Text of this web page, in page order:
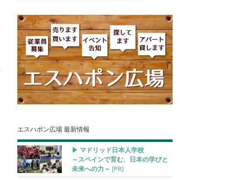
エスハポン広場 最新情報
▶︎ マドリッド日本人学校
～スペインで育む、日本の学びと
未来への力～ [PR]